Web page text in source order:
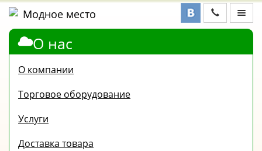
ФАБРИКИ,
ОТВЕТ
О нас
О компании
Торговое оборудование
Услуги
Доставка товара